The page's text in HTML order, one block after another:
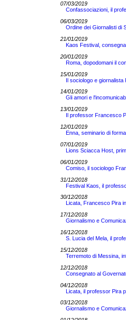
07/03/2019
Confassociazioni, il
06/03/2019
Ordine dei Giornalisti di
21/01/2019
Kaos Festival,
20/01/2019
Roma, dopodomani il
15/01/2019
Il sociologo e
14/01/2019
Gli amori e
13/01/2019
Il professor Francesco
12/01/2019
Enna, seminario di
07/01/2019
Lions Sciacca Host,
06/01/2019
Comiso, il sociologo
31/12/2018
Festival Kaos, il
30/12/2018
Licata, Francesco Pira
17/12/2018
Giornalismo e
16/12/2018
S. Lucia del Mela, il
15/12/2018
Terremoto di Messina,
12/12/2018
Consegnato al
04/12/2018
Licata, il professor Pira
03/12/2018
Giornalismo e